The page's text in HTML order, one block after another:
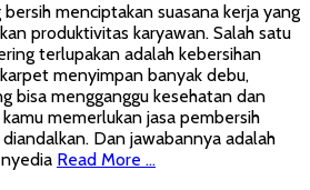
menciptakan suasana kerja yang
produktivitas karyawan. Salah satu
terlupakan adalah kebersihan
menyimpan banyak debu,
bisa mengganggu kesehatan dan
memerlukan jasa pembersih
Dan jawabannya adalah
Read More …